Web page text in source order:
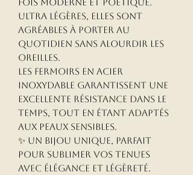
fois moderne et poétique.
Ultra légères, elles sont
agréables à porter au
quotidien sans alourdir les
oreilles.
Les fermoirs en acier
inoxydable garantissent une
excellente résistance dans le
temps, tout en étant adaptés
aux peaux sensibles.
✨ Un bijou unique, parfait
pour sublimer vos tenues
avec élégance et légèreté.